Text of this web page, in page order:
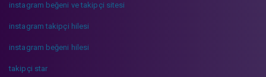
instagram beğeni ve takipçi sitesi
instagram takipçi hilesi
instagram beğeni hilesi
takipçi star